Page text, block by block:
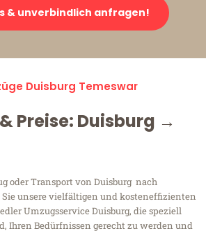
& unverbindlich anfragen!
Duisburg Temeswar
Preise: Duisburg →
oder Transport von Duisburg nach
unsere vielfältigen und kosteneffizienten
Umzugsservice Duisburg, die speziell
Ihren Bedürfnissen gerecht zu werden und